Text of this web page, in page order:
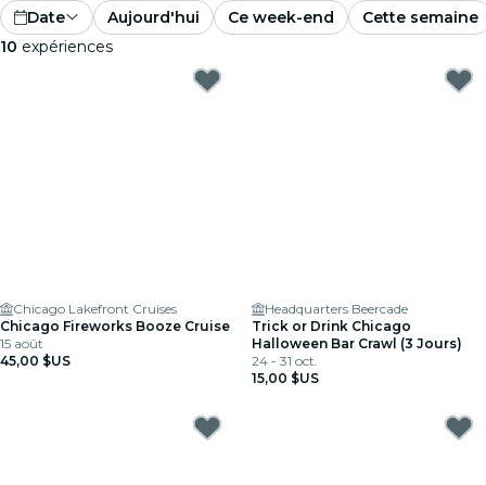
Date Aujourd'hui Ce week-end
Cette semaine
10 expériences
Chicago Lakefront Cruises
Chicago Fireworks Booze Cruise
15 août
45,00 $US
Headquarters Beercade
Trick or Drink Chicago
Halloween Bar Crawl (3 Jours)
24 - 31 oct.
15,00 $US